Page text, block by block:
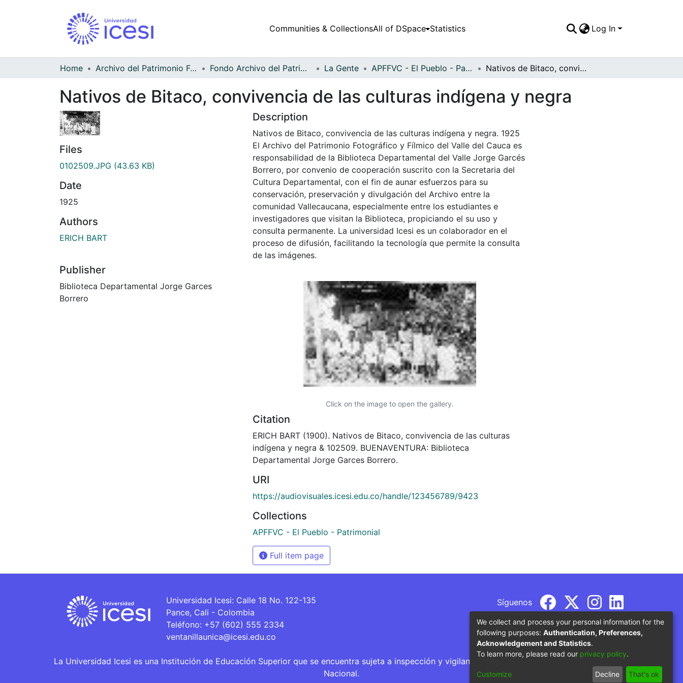
Communities & CollectionsAll of DSpace Statistics Log In
Home Archivo del Patrimonio Fotográfico y Fílmico del Valle del Cauca Fondo Archivo del Patrimonio Fotográfico y Fílmico del Valle del Cauca La Gente APFFVC - El Pueblo - Patrimonial Nativos de Bitaco, convivencia de las culturas indígena y negra
Nativos de Bitaco, convivencia de las culturas indígena y negra
Files
0102509.JPG (43.63 KB)
Date
1925
Authors
ERICH BART
Publisher
Biblioteca Departamental Jorge Garces
Borrero
Description
Nativos de Bitaco, convivencia de las culturas indígena y negra. 1925
El Archivo del Patrimonio Fotográfico y Fílmico del Valle del Cauca es
responsabilidad de la Biblioteca Departamental del Valle Jorge Garcés
Borrero, por convenio de cooperación suscrito con la Secretaria del
Cultura Departamental, con el fin de aunar esfuerzos para su
conservación, preservación y divulgación del Archivo entre la
comunidad Vallecaucana, especialmente entre los estudiantes e
investigadores que visitan la Biblioteca, propiciando el su uso y
consulta permanente. La universidad Icesi es un colaborador en el
proceso de difusión, facilitando la tecnología que permite la consulta
de las imágenes.
Click on the image to open the gallery.
Citation
ERICH BART (1900). Nativos de Bitaco, convivencia de las culturas
indígena y negra & 102509. BUENAVENTURA: Biblioteca
Departamental Jorge Garces Borrero.
URI
https://audiovisuales.icesi.edu.co/handle/123456789/9423
Collections
APFFVC - El Pueblo - Patrimonial
Full item page
Universidad Icesi: Calle 18 No. 122-135
Pance, Cali - Colombia
Teléfono: +57 (602) 555 2334
ventanillaunica@icesi.edu.co
Síguenos
La Universidad Icesi es una Institución de Educación Superior que se encuentra sujeta a inspección y vigilancia por parte del Ministerio de Educación
Nacional.
We collect and process your personal information for the
following purposes: Authentication, Preferences,
Acknowledgement and Statistics.
To learn more, please read our privacy policy.
Customize Decline That's ok